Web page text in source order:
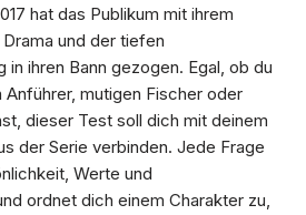
hat das Publikum mit ihrem
und der tiefen
in ihren Bann gezogen. Egal, ob du
mutigen Fischer oder
dieser Test soll dich mit deinem
der Serie verbinden. Jede Frage
Werte und
ordnet dich einem Charakter zu,